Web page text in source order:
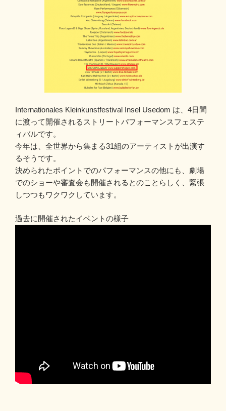
Internationales Kleinkunstfestival Insel Usedom は、4日間
に渡って開催されるストリートパフォーマンスフェステ
ィバルです。
今年は、全世界から集まる31組のアーティストが出演す
るそうです。
決められたポイントでのパフォーマンスの他にも、劇場
でのショーや審査会も開催されるとのことらしく、緊張
しつつもワクワクしています。
過去に開催されたイベントの様子